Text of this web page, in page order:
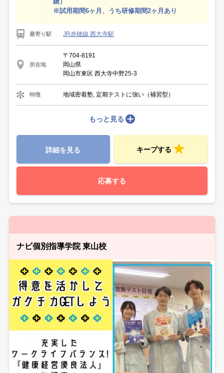
※試用期間6ヶ月、うち研修期間2ヶ月あり
最寄り駅 JR赤穂線 西大寺駅
所在地
〒704-8191
岡山県
岡山市東区 西大寺中野25-3
特徴 地域密着塾, 定期テストに強い（補習型）
もっと見る
詳細を見る キープする
応募する
ナビ個別指導学院 東山校